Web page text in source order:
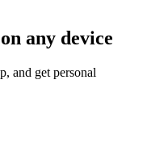
any device
and get personal